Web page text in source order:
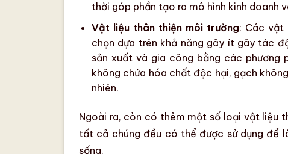
thời góp phần tạo ra mô hình kinh doanh
Vật liệu thân thiện môi trường: Các vật
chọn dựa trên khả năng gây ít gây tác
sản xuất và gia công bằng các phương
không chứa hóa chất độc hại, gạch
nhiên.
Ngoài ra, còn có thêm một số loại vật liệu
tất cả chúng đều có thể được sử dụng để
sống.